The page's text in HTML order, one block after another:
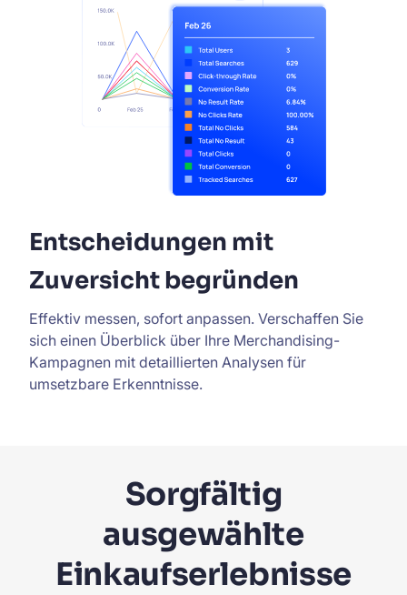
Entscheidungen mit
Zuversicht begründen
Effektiv messen, sofort anpassen. Verschaffen Sie
sich einen Überblick über Ihre Merchandising-
Kampagnen mit detaillierten Analysen für
umsetzbare Erkenntnisse.
Sorgfältig
ausgewählte
Einkaufserlebnisse